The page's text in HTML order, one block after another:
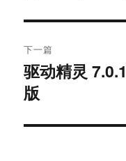
航
文
章：
下一篇
下
篇
章：
驱动精灵
版